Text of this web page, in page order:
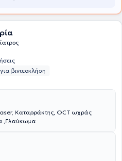
βιντεοκλήση
Καταρράκτης, ΟCT ωχράς
,Γλαύκωμα